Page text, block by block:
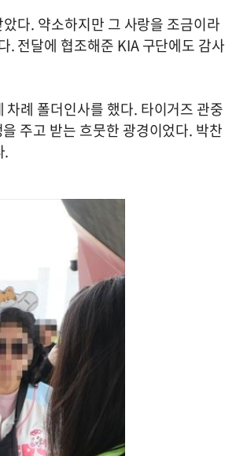
다. 약소하지만 그 사랑을 조금이라
. 전달에 협조해준 KIA 구단에도 감사
례 폴더인사를 했다. 타이거즈 관중
주고 받는 흐뭇한 광경이었다. 박찬
.